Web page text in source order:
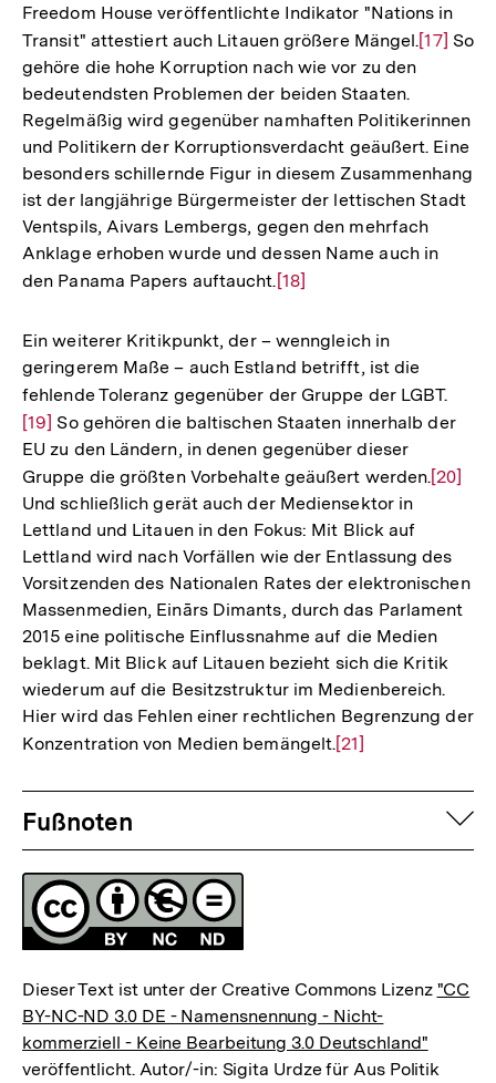
Freedom House veröffentlichte Indikator "Nations in
Transit" attestiert auch Litauen größere Mängel.Zur
Fußnote
[17] So
gehöre die hohe Korruption nach wie vor zu den
bedeutendsten Problemen der beiden Staaten.
Regelmäßig wird gegenüber namhaften Politikerinnen
und Politikern der Korruptionsverdacht geäußert. Eine
besonders schillernde Figur in diesem Zusammenhang
ist der langjährige Bürgermeister der lettischen Stadt
Ventspils, Aivars Lembergs, gegen den mehrfach
Anklage erhoben wurde und dessen Name auch in
den Panama Papers auftaucht. Zur
der
Fußnote
[18]
Ein weiterer Kritikpunkt, der – wenngleich in
geringerem Maße – auch Estland betrifft, ist die
fehlende Toleranz gegenüber der Gruppe der LGBT.
[19] So gehören die baltischen Staaten innerhalb der
EU zu den Ländern, in denen gegenüber dieser
Gruppe die größten Vorbehalte geäußert werden.Zur
[20]
Und schließlich gerät auch der Mediensektor in
Lettland und Litauen in den Fokus: Mit Blick auf
Lettland wird nach Vorfällen wie der Entlassung des
Vorsitzenden des Nationalen Rates der elektronischen
Massenmedien, Einārs Dimants, durch das Parlament
2015 eine politische Einflussnahme auf die Medien
beklagt. Mit Blick auf Litauen bezieht sich die Kritik
wiederum auf die Besitzstruktur im Medienbereich.
Hier wird das Fehlen einer rechtlichen Begrenzung der
Konzentration von Medien bemängelt.Zur
der
[21]
Fussnoten
Fußnoten
Lizenz
Dieser Text ist unter der Creative Commons Lizenz "CC
BY-NC-ND 3.0 DE - Namensnennung - Nicht-
kommerziell - Keine Bearbeitung 3.0 Deutschland"
veröffentlicht. Autor/-in: Sigita Urdze für Aus Politik